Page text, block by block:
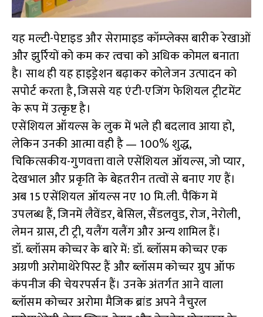
यह मल्टी-पेप्टाइड और सेरामाइड कॉम्प्लेक्स बारीक रेखाओं
और झुर्रियों को कम कर त्वचा को अधिक कोमल बनाता
है। साथ ही यह हाइड्रेशन बढ़ाकर कोलेजन उत्पादन को
सपोर्ट करता है, जिससे यह एंटी-एजिंग फेशियल ट्रीटमेंट
के रूप में उत्कृष्ट है।
एसेंशियल ऑयल्स के लुक में भले ही बदलाव आया हो,
लेकिन उनकी आत्मा वही है — 100% शुद्ध,
चिकित्सकीय-गुणवत्ता वाले एसेंशियल ऑयल्स, जो प्यार,
देखभाल और प्रकृति के बेहतरीन तत्वों से बनाए गए हैं।
अब 15 एसेंशियल ऑयल्स नए 10 मि.ली. पैकिंग में
उपलब्ध हैं, जिनमें लैवेंडर, बेसिल, सैंडलवुड, रोज, नेरोली,
लेमन ग्रास, टी ट्री, यलैंग यलैंग और अन्य शामिल हैं।
डॉ. ब्लॉसम कोच्चर के बारे में: डॉ. ब्लॉसम कोच्चर एक
अग्रणी अरोमाथेरेपिस्ट हैं और ब्लॉसम कोच्चर ग्रुप ऑफ
कंपनीज की चेयरपर्सन हैं। उनके अंतर्गत आने वाला
ब्लॉसम कोच्चर अरोमा मैजिक ब्रांड अपने नैचुरल